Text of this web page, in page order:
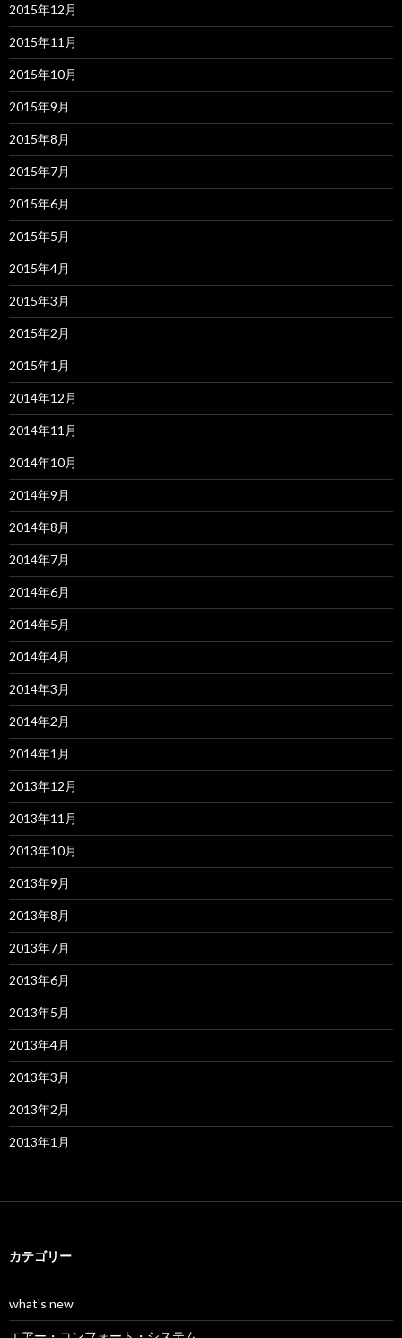
2015年12月
2015年11月
2015年10月
2015年9月
2015年8月
2015年7月
2015年6月
2015年5月
2015年4月
2015年3月
2015年2月
2015年1月
2014年12月
2014年11月
2014年10月
2014年9月
2014年8月
2014年7月
2014年6月
2014年5月
2014年4月
2014年3月
2014年2月
2014年1月
2013年12月
2013年11月
2013年10月
2013年9月
2013年8月
2013年7月
2013年6月
2013年5月
2013年4月
2013年3月
2013年2月
2013年1月
カテゴリー
what's new